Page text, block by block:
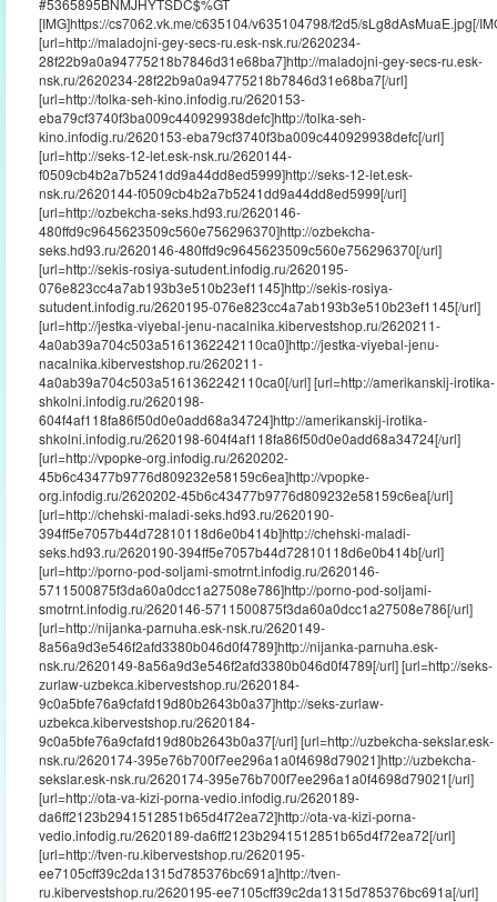
[IMG]https://cs7062.vk.me/c635104/v635104798/f2d5/sLg8dAsMuaE.jpg[/
[url=http://maladojni-gey-secs-ru.esk-nsk.ru/2620234-
28f22b9a0a94775218b7846d31e68ba7]http://maladojni-gey-secs-ru.esk-
nsk.ru/2620234-28f22b9a0a94775218b7846d31e68ba7[/url]
[url=http://tolka-seh-kino.infodig.ru/2620153-
eba79cf3740f3ba009c440929938defc]http://tolka-seh-
kino.infodig.ru/2620153-eba79cf3740f3ba009c440929938defc[/url]
[url=http://seks-12-let.esk-nsk.ru/2620144-
f0509cb4b2a7b5241dd9a44dd8ed5999]http://seks-12-let.esk-
nsk.ru/2620144-f0509cb4b2a7b5241dd9a44dd8ed5999[/url]
[url=http://ozbekcha-seks.hd93.ru/2620146-
480ffd9c9645623509c560e756296370]http://ozbekcha-
seks.hd93.ru/2620146-480ffd9c9645623509c560e756296370[/url]
[url=http://sekis-rosiya-sutudent.infodig.ru/2620195-
076e823cc4a7ab193b3e510b23ef1145]http://sekis-rosiya-
sutudent.infodig.ru/2620195-076e823cc4a7ab193b3e510b23ef1145[/url]
[url=http://jestka-viyebal-jenu-nacalnika.kibervestshop.ru/2620211-
4a0ab39a704c503a5161362242110ca0]http://jestka-viyebal-jenu-
nacalnika.kibervestshop.ru/2620211-
4a0ab39a704c503a5161362242110ca0[/url] [url=http://amerikanskij-irotika-
shkolni.infodig.ru/2620198-
604f4af118fa86f50d0e0add68a34724]http://amerikanskij-irotika-
shkolni.infodig.ru/2620198-604f4af118fa86f50d0e0add68a34724[/url]
[url=http://vpopke-org.infodig.ru/2620202-
45b6c43477b9776d809232e58159c6ea]http://vpopke-
org.infodig.ru/2620202-45b6c43477b9776d809232e58159c6ea[/url]
[url=http://chehski-maladi-seks.hd93.ru/2620190-
394ff5e7057b44d72810118d6e0b414b]http://chehski-maladi-
seks.hd93.ru/2620190-394ff5e7057b44d72810118d6e0b414b[/url]
[url=http://porno-pod-soljami-smotrnt.infodig.ru/2620146-
5711500875f3da60a0dcc1a27508e786]http://porno-pod-soljami-
smotrnt.infodig.ru/2620146-5711500875f3da60a0dcc1a27508e786[/url]
[url=http://nijanka-parnuha.esk-nsk.ru/2620149-
8a56a9d3e546f2afd3380b046d0f4789]http://nijanka-parnuha.esk-
nsk.ru/2620149-8a56a9d3e546f2afd3380b046d0f4789[/url] [url=http://seks-
zurlaw-uzbekca.kibervestshop.ru/2620184-
9c0a5bfe76a9cfafd19d80b2643b0a37]http://seks-zurlaw-
uzbekca.kibervestshop.ru/2620184-
9c0a5bfe76a9cfafd19d80b2643b0a37[/url] [url=http://uzbekcha-sekslar.esk-
nsk.ru/2620174-395e76b700f7ee296a1a0f4698d79021]http://uzbekcha-
sekslar.esk-nsk.ru/2620174-395e76b700f7ee296a1a0f4698d79021[/url]
[url=http://ota-va-kizi-porna-vedio.infodig.ru/2620189-
da6ff2123b2941512851b65d4f72ea72]http://ota-va-kizi-porna-
vedio.infodig.ru/2620189-da6ff2123b2941512851b65d4f72ea72[/url]
[url=http://tven-ru.kibervestshop.ru/2620195-
ee7105cff39c2da1315d785376bc691a]http://tven-
ru.kibervestshop.ru/2620195-ee7105cff39c2da1315d785376bc691a[/url]